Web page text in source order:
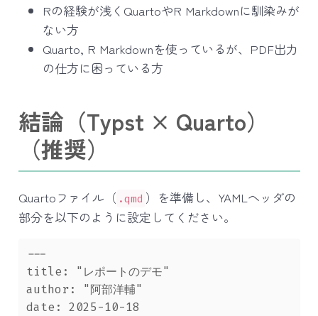
Rの経験が浅くQuartoやR Markdownに馴染みが
ない方
Quarto, R Markdownを使っているが、PDF出力
の仕方に困っている方
結論（Typst × Quarto）
（推奨）
Quartoファイル（ .qmd ）を準備し、YAMLヘッダの
部分を以下のように設定してください。
---
title:
"レポートのデモ"
author:
"阿部洋輔"
date:
2025-10-18